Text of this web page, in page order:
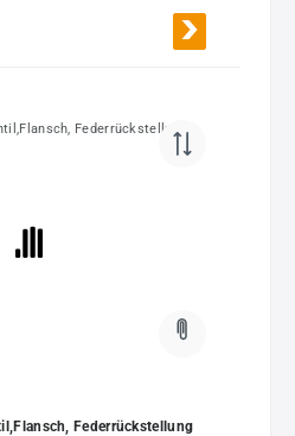
Federrückstellung